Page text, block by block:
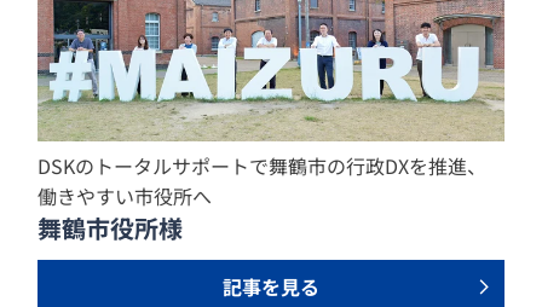
DSKのトータルサポートで舞鶴市の行政DXを推進、
働きやすい市役所へ
舞鶴市役所様
記事を見る